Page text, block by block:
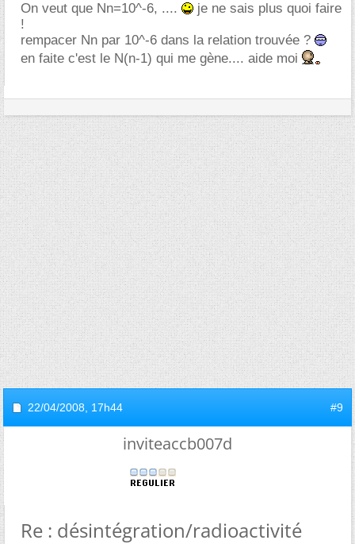
On veut que Nn=10^-6, ....
je ne sais plus quoi faire
!
rempacer Nn par 10^-6 dans la relation trouvée ?
en faite c'est le N(n-1) qui me gène.... aide moi
22/04/2008, 17h44 #9
inviteaccb007d
Re : désintégration/radioactivité